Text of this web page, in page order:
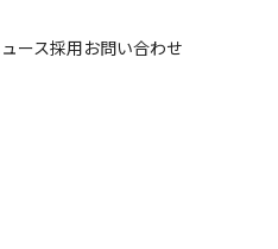
ース採用お問い合わせ